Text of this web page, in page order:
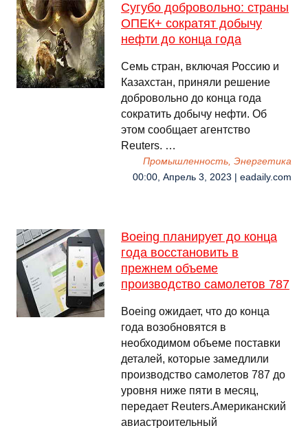
Сугубо добровольно: страны
ОПЕК+ сократят добычу
нефти до конца года
Семь стран, включая Россию и
Казахстан, приняли решение
добровольно до конца года
сократить добычу нефти. Об
этом сообщает агентство
Reuters. …
Промышленность, Энергетика
00:00, Апрель 3, 2023 | eadaily.com
Boeing планирует до конца
года восстановить в
прежнем объеме
производство самолетов 787
Boeing ожидает, что до конца
года возобновятся в
необходимом объеме поставки
деталей, которые замедлили
производство самолетов 787 до
уровня ниже пяти в месяц,
передает Reuters.Американский
авиастроительный